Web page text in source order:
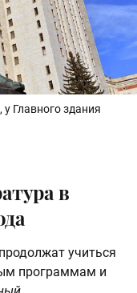
Главного здания
в
учиться
программам и